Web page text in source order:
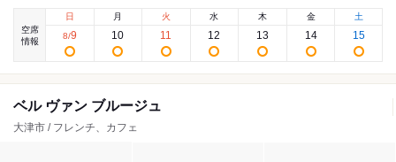
空席
情報
日
8/9
月
10
火
11
水
12
木
13
金
14
土
15
ベル ヴァン ブルージュ
大津市 / フレンチ、カフェ